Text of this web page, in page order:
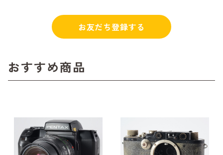
お友だち登録する
おすすめ商品